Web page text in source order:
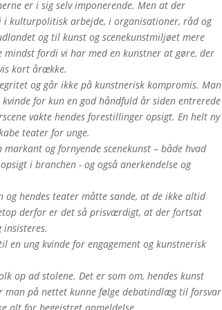
er i sig selv imponerende. Men at der
kulturpolitisk arbejde, i organisationer, råd og
og til kunst og scenekunstmiljøet mere
fordi vi har med en kunstner at gøre, der
kort årække.
og går ikke på kunstnerisk kompromis. Man
for kun en god håndfuld år siden entrerede
vakte hendes forestillinger opsigt. En helt ny
teater for unge.
og fornyende scenekunst – både hvad
i branchen - og også anerkendelse og
hendes teater måtte sande, at de ikke altid
derfor er det så prisværdigt, at der fortsat
insisteres.
en ung kvinde for engagement og kunstnerisk
op ad stolene. Det er som om, hendes kunst
man på nettet kunne følge debatindlæg til forsvar
alt for begejstret anmeldelse.